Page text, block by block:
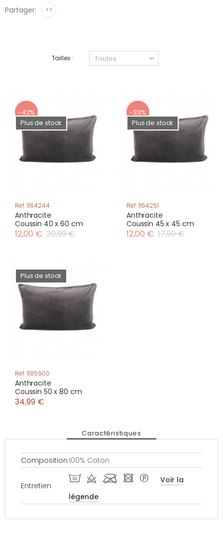
Partager: <>
Tailles :
-42%
Plus de stock
Réf: 1164244
Anthracite
Coussin 40 x 60 cm
12,00 € 20,99 €
-33%
Plus de stock
Réf: 1164251
Anthracite
Coussin 45 x 45 cm
12,00 € 17,99 €
Plus de stock
Réf: 1185900
Anthracite
Coussin 50 x 80 cm
34,99 €
Caractéristiques
Composition100% Coton
Entretien
T d l - *
Voir la
légende